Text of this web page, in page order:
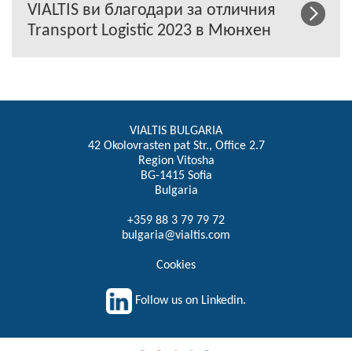
VIALTIS ви благодари за отличния
Transport Logistic 2023 в Мюнхен
VIALTIS BULGARIA
42 Okolovrasten pat Str., Office 2.7
Region Vitosha
BG-1415 Sofia
Bulgaria
+359 88 3 79 79 72
bulgaria@vialtis.com
Cookies
Follow us on Linkedin.